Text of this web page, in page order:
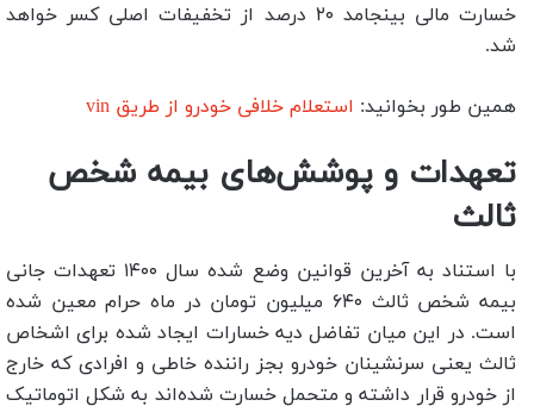
خسارت مالی بینجامد ۲۰ درصد از تخفیفات اصلی کسر خواهد
شد.
همین طور بخوانید: استعلام خلافی خودرو از طریق vin
تعهدات و پوشش‌های بیمه شخص
ثالث
با استناد به آخرین قوانین وضع شده سال ۱۴۰۰ تعهدات جانی
بیمه شخص ثالث ۶۴۰ میلیون تومان در ماه حرام معین شده
است. در این میان تفاضل دیه خسارات ایجاد شده برای اشخاص
ثالث یعنی سرنشینان خودرو بجز راننده خاطی و افرادی که خارج
از خودرو قرار داشته و متحمل خسارت شده‌اند به شکل اتوماتیک